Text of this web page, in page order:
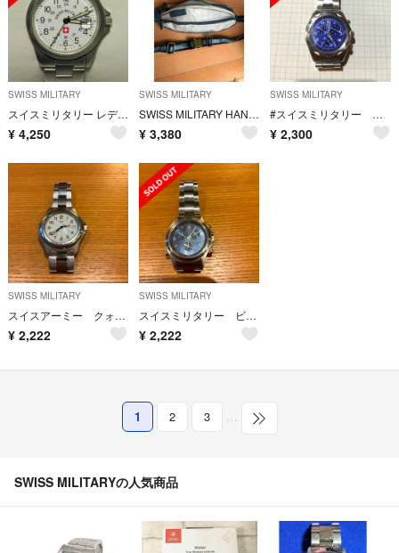
SWISS MILITARY
スイスミリタリー レディース クオーツ腕時計 6-613 7-713
¥ 4,250
SWISS MILITARY
SWISS MILITARY HANOIWA ボディバッグ
¥ 3,380
SWISS MILITARY
#スイスミリタリー クロノグラフ 訳あり品ジャンク
¥ 2,300
SWISS MILITARY
スイスアーミー クォーツ ビンテージ 200ミリ防水
¥ 2,222
SWISS MILITARY
スイスミリタリー ビンテージ
¥ 2,222
1 2 3 …
SWISS MILITARYの人気商品